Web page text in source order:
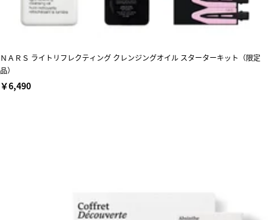
ＮＡＲＳ ライトリフレクティング クレンジングオイル スターターキット（限定
品）
￥6,490